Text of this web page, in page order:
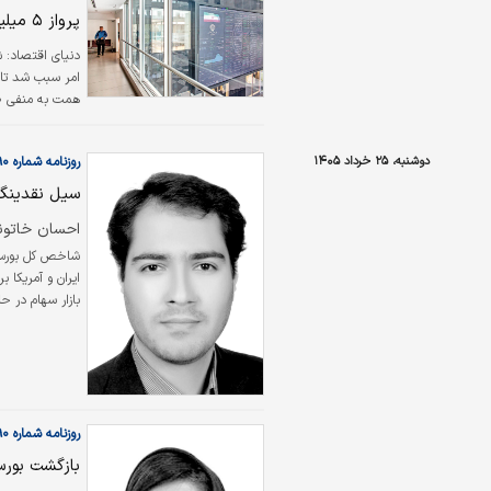
پرواز ۵ میلیونی بورس
دوشنبه، ۲۵ خرداد ۱۴۰۵ روزنامه شماره ۶۵۹۰
سیل
احسان
ایران و
روزنامه شماره ۶۵۹۰
بازگشت